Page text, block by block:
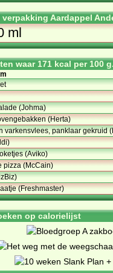
Aardappel
ml
waar 171 kcal per 100
(Johma)
(Herta)
varkensvlees, panklaar gekruid
(Aviko)
pizza (McCain)
(Freshmaster)
op calorielijst